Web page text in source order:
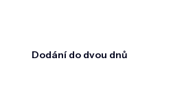
Dodání do dvou dnů